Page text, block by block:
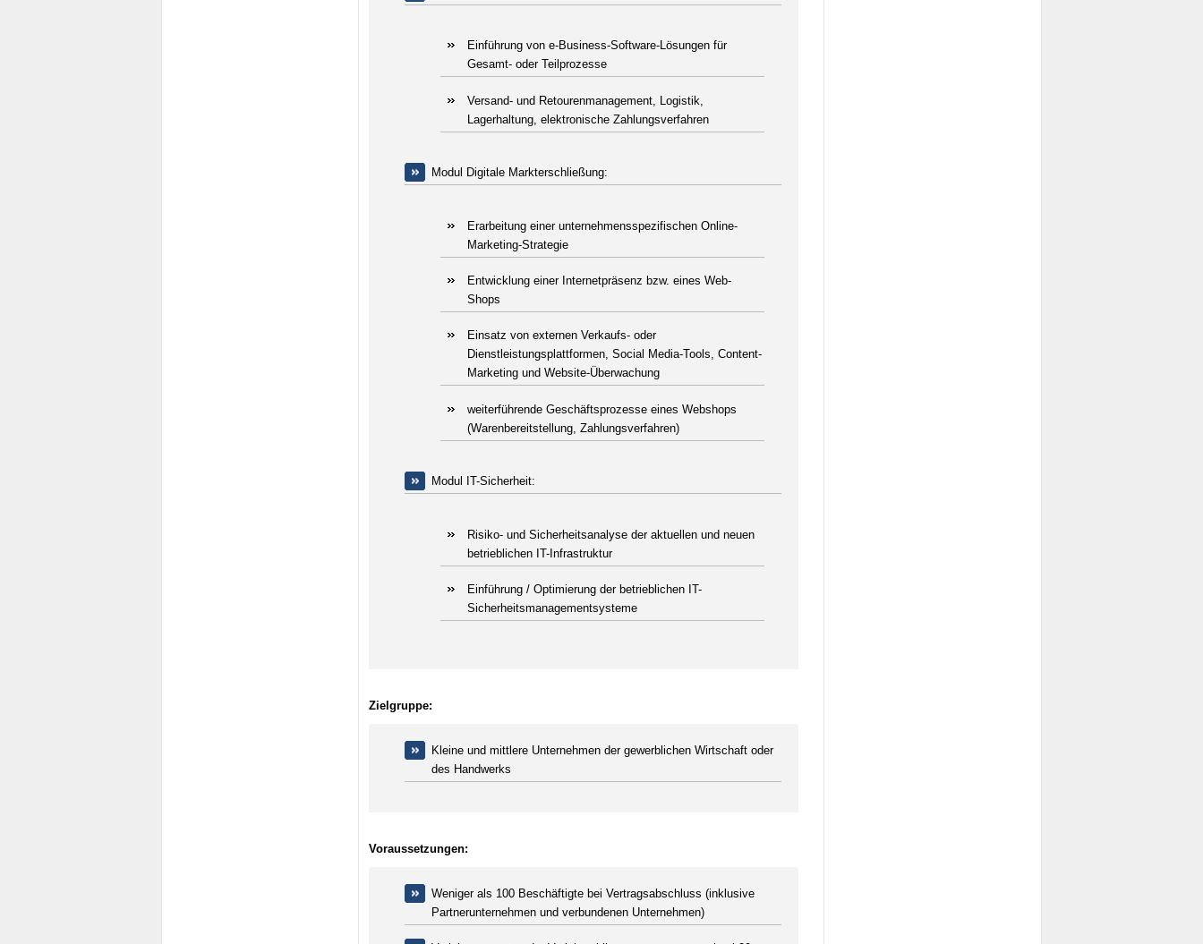
Einführung von e-Business-Software-Lösungen für
Gesamt- oder Teilprozesse
Versand- und Retourenmanagement, Logistik,
Lagerhaltung, elektronische Zahlungsverfahren
Modul Digitale Markterschließung:
Erarbeitung einer unternehmensspezifischen Online-
Marketing-Strategie
Entwicklung einer Internetpräsenz bzw. eines Web-
Shops
Einsatz von externen Verkaufs- oder
Dienstleistungsplattformen, Social Media-Tools, Content-
Marketing und Website-Überwachung
weiterführende Geschäftsprozesse eines Webshops
(Warenbereitstellung, Zahlungsverfahren)
Modul IT-Sicherheit:
Risiko- und Sicherheitsanalyse der aktuellen und neuen
betrieblichen IT-Infrastruktur
Einführung / Optimierung der betrieblichen IT-
Sicherheitsmanagementsysteme
Zielgruppe:
Kleine und mittlere Unternehmen der gewerblichen Wirtschaft oder
des Handwerks
Voraussetzungen:
Weniger als 100 Beschäftigte bei Vertragsabschluss (inklusive
Partnerunternehmen und verbundenen Unternehmen)